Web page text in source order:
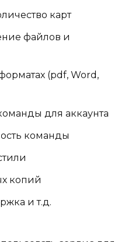
карт
файлов и
(pdf, Word,
для аккаунта
команды
копий
и т.д.